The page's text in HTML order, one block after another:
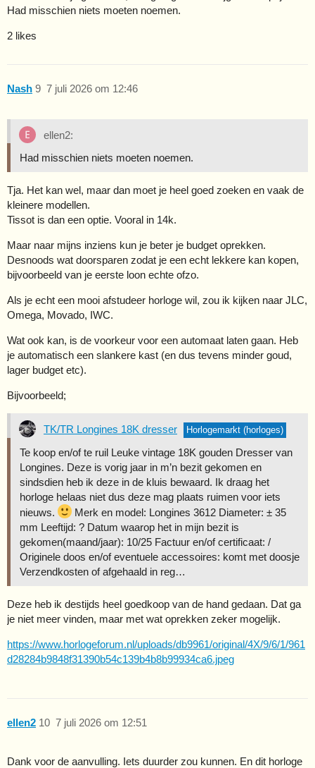
Had misschien niets moeten noemen.
2 likes
Nash 7 juli 2026 om 12:46
9
ellen2:
Had misschien niets moeten noemen.
Tja. Het kan wel, maar dan moet je heel goed zoeken en vaak de
kleinere modellen.
Tissot is dan een optie. Vooral in 14k.
Maar naar mijns inziens kun je beter je budget oprekken.
Desnoods wat doorsparen zodat je een echt lekkere kan kopen,
bijvoorbeeld van je eerste loon echte ofzo.
Als je echt een mooi afstudeer horloge wil, zou ik kijken naar JLC,
Omega, Movado, IWC.
Wat ook kan, is de voorkeur voor een automaat laten gaan. Heb
je automatisch een slankere kast (en dus tevens minder goud,
lager budget etc).
Bijvoorbeeld;
TK/TR Longines 18K dresser Horlogemarkt (horloges)
Te koop en/of te ruil Leuke vintage 18K gouden Dresser van
Longines. Deze is vorig jaar in m’n bezit gekomen en
sindsdien heb ik deze in de kluis bewaard. Ik draag het
horloge helaas niet dus deze mag plaats ruimen voor iets
nieuws.
Merk en model: Longines 3612 Diameter: ± 35
mm Leeftijd: ? Datum waarop het in mijn bezit is
gekomen(maand/jaar): 10/25 Factuur en/of certificaat: /
Originele doos en/of eventuele accessoires: komt met doosje
Verzendkosten of afgehaald in reg…
Deze heb ik destijds heel goedkoop van de hand gedaan. Dat ga
je niet meer vinden, maar met wat oprekken zeker mogelijk.
https://www.horlogeforum.nl/uploads/db9961/original/4X/9/6/1/961
d28284b9848f31390b54c139b4b8b99934ca6.jpeg
ellen2 7 juli 2026 om 12:51
10
Dank voor de aanvulling. Iets duurder zou kunnen. En dit horloge